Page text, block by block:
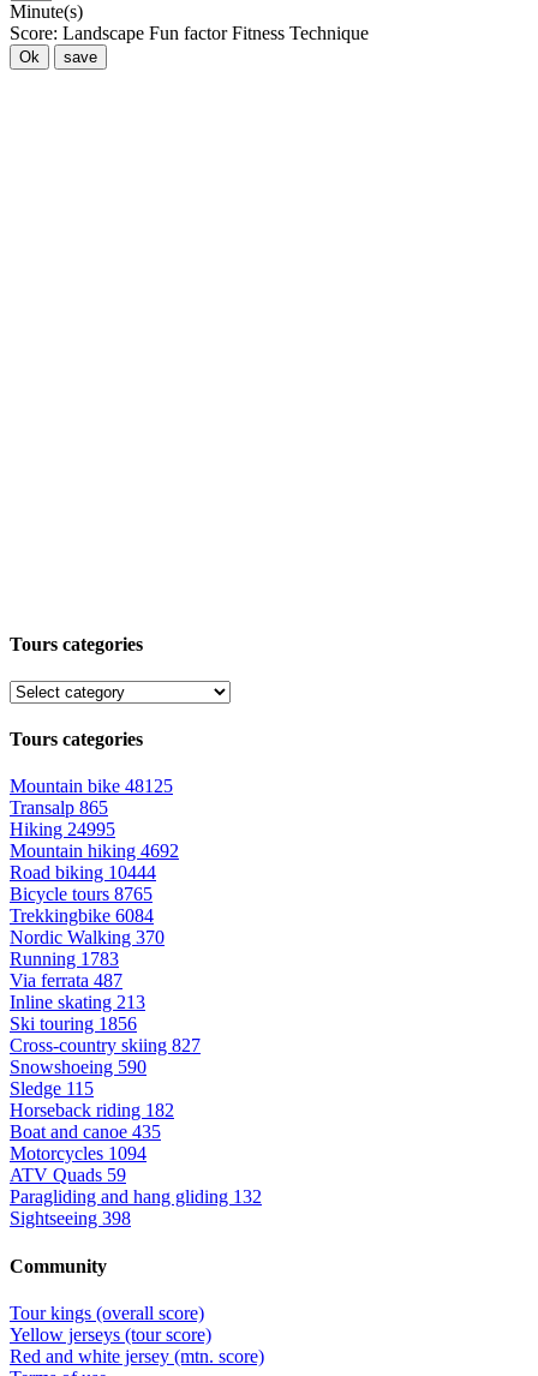
Minute(s)
Score: Landscape Fun factor Fitness Technique
Ok save
Tours categories
Tours categories
Mountain bike 48125
Transalp 865
Hiking 24995
Mountain hiking 4692
Road biking 10444
Bicycle tours 8765
Trekkingbike 6084
Nordic Walking 370
Running 1783
Via ferrata 487
Inline skating 213
Ski touring 1856
Cross-country skiing 827
Snowshoeing 590
Sledge 115
Horseback riding 182
Boat and canoe 435
Motorcycles 1094
ATV Quads 59
Paragliding and hang gliding 132
Sightseeing 398
Community
Tour kings (overall score)
Yellow jerseys (tour score)
Red and white jersey (mtn. score)